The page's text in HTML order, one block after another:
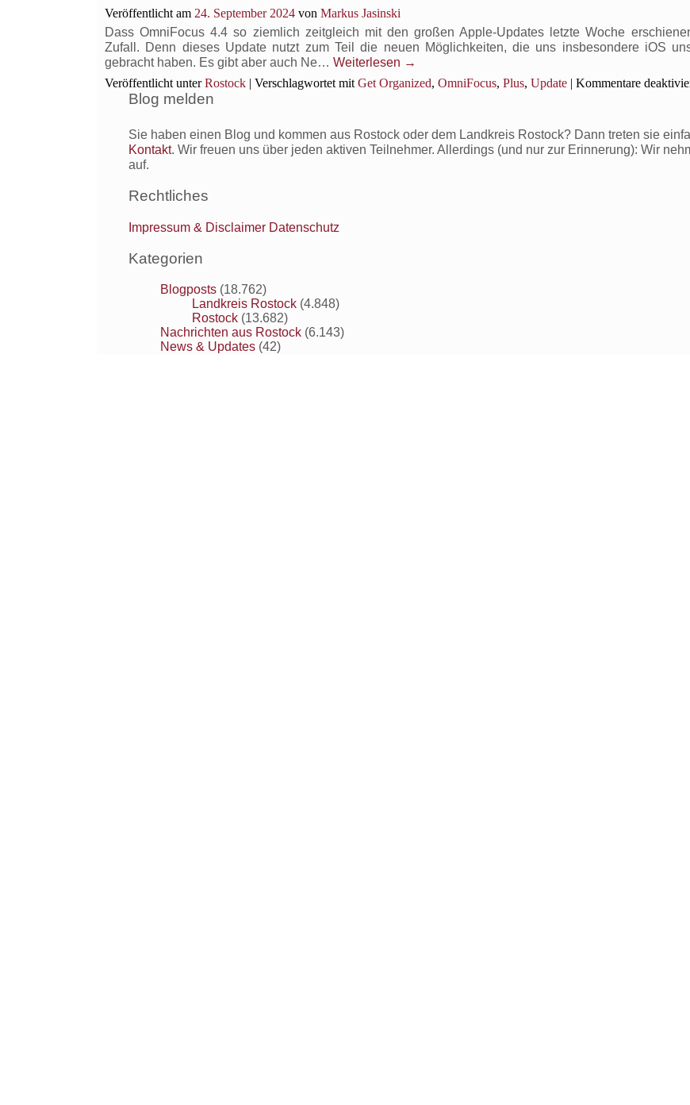
2.0
Veröffentlicht am 24. September 2024 von Markus Jasinski
Dass OmniFocus 4.4 so ziemlich zeitgleich mit den großen Apple-Updates letzte Woche
Zufall. Denn dieses Update nutzt zum Teil die neuen Möglichkeiten, die uns insbesondere iOS
gebracht haben. Es gibt aber auch Ne… Weiterlesen →
Veröffentlicht unter Rostock | Verschlagwortet mit Get Organized, OmniFocus, Plus, Update | Kommentare
Blog melden
Sie haben einen Blog und kommen aus Rostock oder dem Landkreis Rostock? Dann treten sie
Kontakt. Wir freuen uns über jeden aktiven Teilnehmer. Allerdings (und nur zur Erinnerung): Wir
auf.
Rechtliches
Impressum & Disclaimer Datenschutz
Kategorien
Blogposts (18.762)
Landkreis Rostock (4.848)
Rostock (13.682)
Nachrichten aus Rostock (6.143)
News & Updates (42)